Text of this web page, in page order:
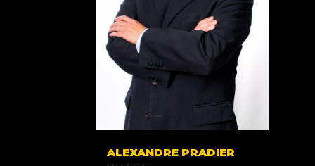
ALEXANDRE PRADIER